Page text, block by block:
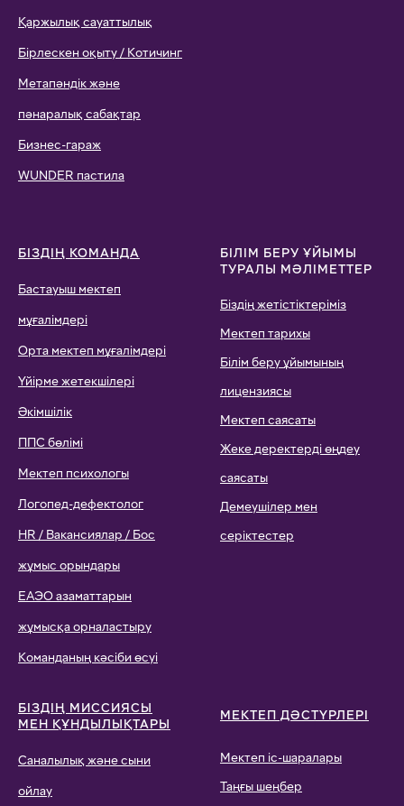
Қаржылық сауаттылық
Бірлескен оқыту / Котичинг
Метапәндік және
пәнаралық сабақтар
Бизнес-гараж
WUNDER пастила
БІЗДІҢ КОМАНДА
Бастауыш мектеп
мұғалімдері
Орта мектеп мұғалімдері
Үйірме жетекшілері
Әкімшілік
ППС бөлімі
Мектеп психологы
Логопед-дефектолог
HR / Вакансиялар / Бос
жұмыс орындары
ЕАЭО азаматтарын
жұмысқа орналастыру
Команданың кәсіби өсуі
БІЛІМ БЕРУ ҰЙЫМЫ
ТУРАЛЫ МӘЛІМЕТТЕР
Біздің жетістіктеріміз
Мектеп тарихы
Білім беру ұйымының
лицензиясы
Мектеп саясаты
Жеке деректерді өңдеу
саясаты
Демеушілер мен
серіктестер
БІЗДІҢ МИССИЯСЫ
МЕН ҚҰНДЫЛЫҚТАРЫ
Саналылық және сыни
ойлау
МЕКТЕП ДӘСТҮРЛЕРІ
Мектеп іс-шаралары
Таңғы шеңбер